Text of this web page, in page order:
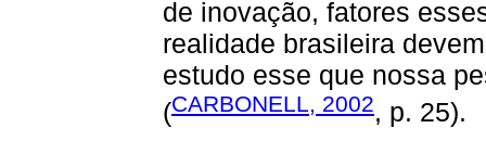
de inovação, fatores
realidade brasileira
estudo esse que nossa
(CARBONELL, 2002, p. 25).